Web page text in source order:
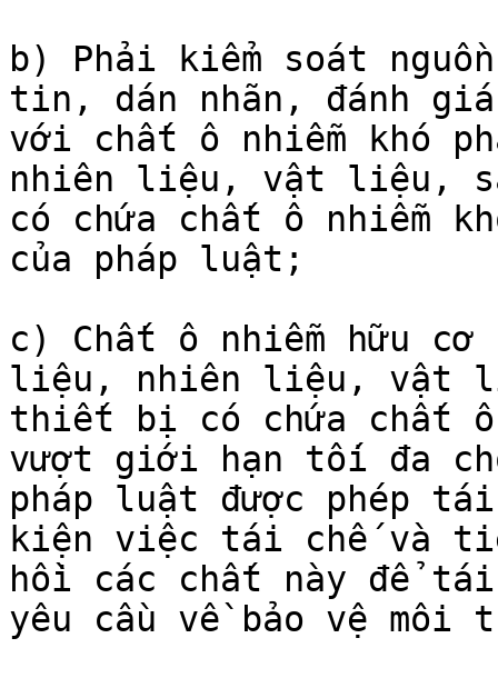
b) Phải kiểm soát
tin, dán nhãn, đánh
với chất ô nhiễm khó
nhiên liệu, vật liệu,
có chứa chất ô nhiễm
của pháp luật;
c) Chất ô nhiễm hữu cơ
liệu, nhiên liệu, vật
thiết bị có chứa chất ô
vượt giới hạn tối đa
pháp luật được phép
kiện việc tái chế và
hồi các chất này để tái
yêu cầu về bảo vệ môi